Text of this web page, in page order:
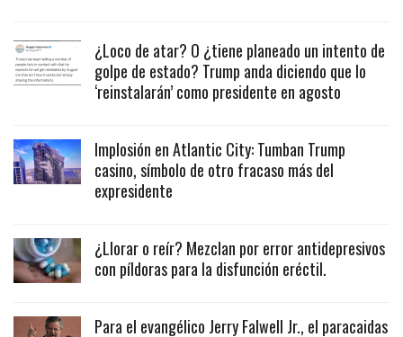
¿Loco de atar? O ¿tiene planeado un intento de
golpe de estado? Trump anda diciendo que lo
‘reinstalarán’ como presidente en agosto
Implosión en Atlantic City: Tumban Trump
casino, símbolo de otro fracaso más del
expresidente
¿Llorar o reír? Mezclan por error antidepresivos
con píldoras para la disfunción eréctil.
Para el evangélico Jerry Falwell Jr., el paracaidas